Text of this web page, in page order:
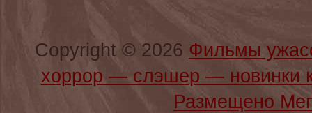
Copyright © 2026 Фильмы
хоррор — слэшер —
Размещено